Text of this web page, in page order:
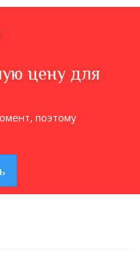
цену для
поэтому